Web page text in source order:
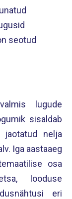
seotud
lugude
sisaldab
nelja
Iga aastaaeg
osa
looduse
eri